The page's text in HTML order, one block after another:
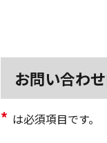
お問い合わ
* は必須項目です。